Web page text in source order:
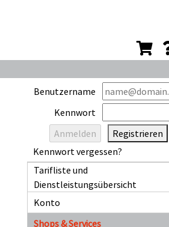
Benutzername
Kennwort
Registrieren
Kennwort vergessen?
Tarifliste und
Dienstleistungsübersicht
Konto
Shops & Services